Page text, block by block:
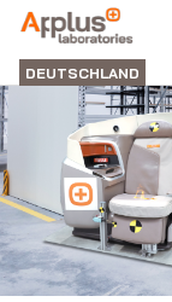
ABTEILUNG
LABORATORIEN
DEUTSCHLAND